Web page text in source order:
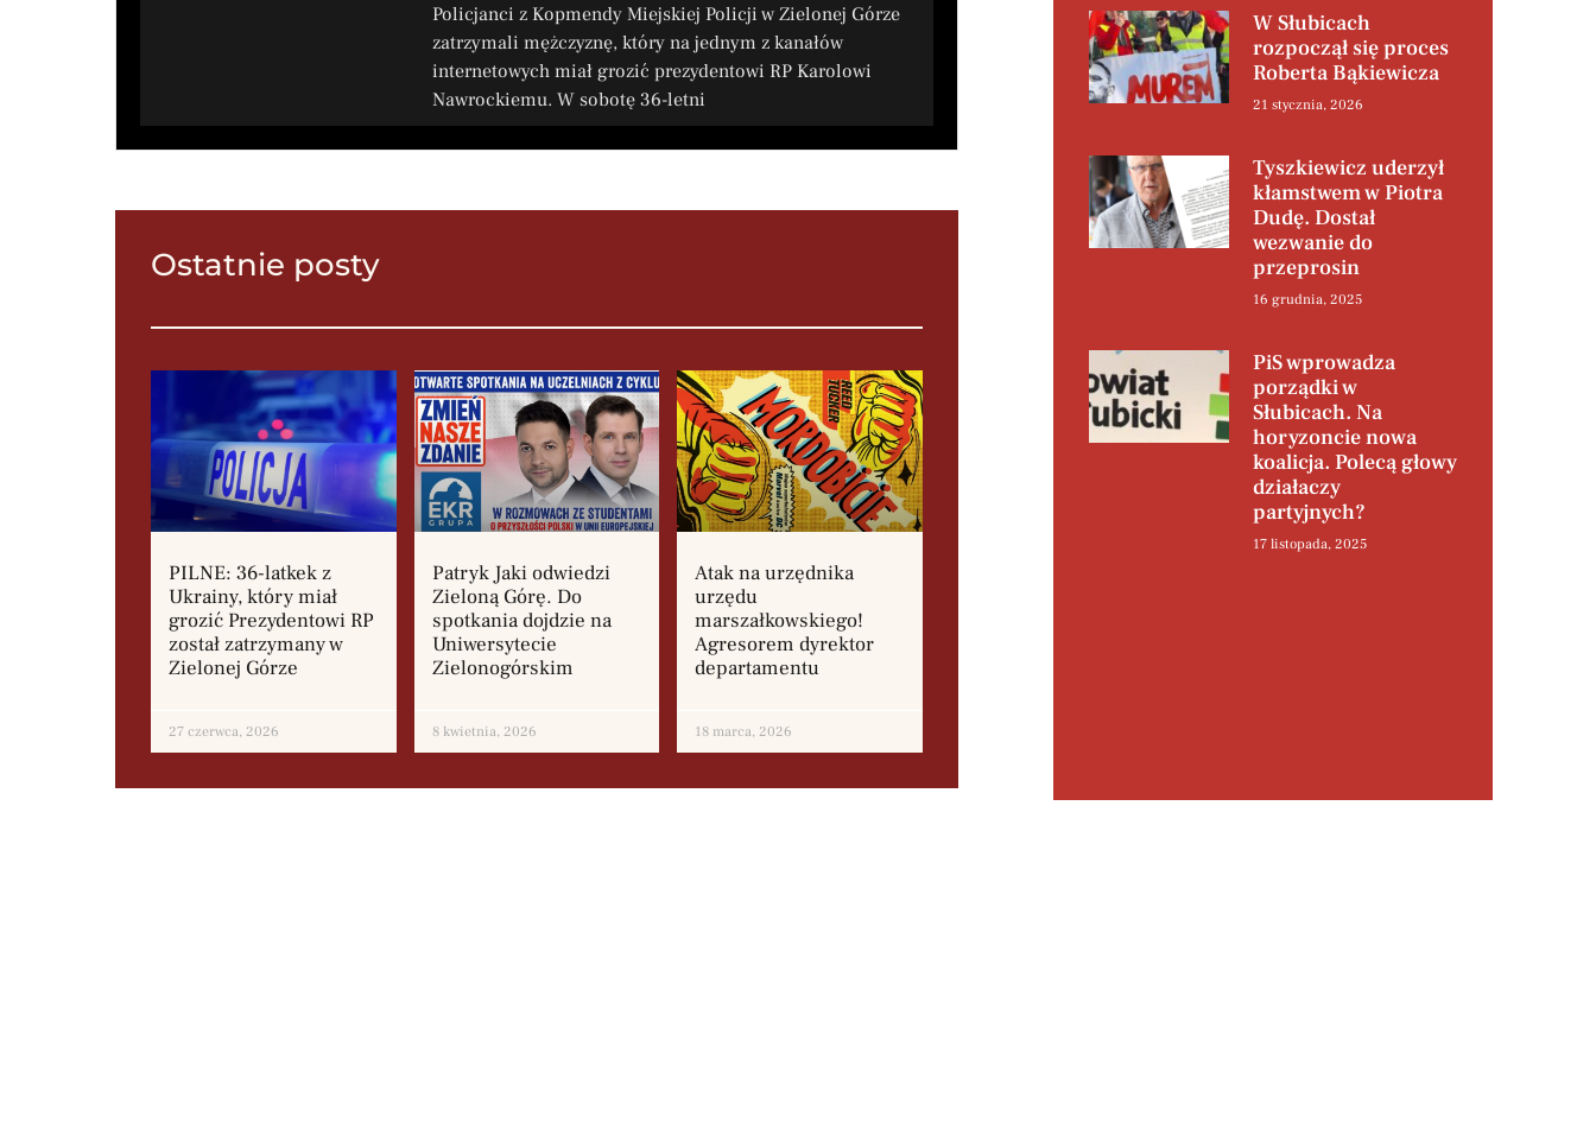
Policjanci z Kopmendy Miejskiej Policji w Zielonej Górze
zatrzymali mężczyznę, który na jednym z kanałów
internetowych miał grozić prezydentowi RP Karolowi
Nawrockiemu. W sobotę 36-letni
Ostatnie posty
PILNE: 36-latkek z
Ukrainy, który miał
grozić Prezydentowi RP
został zatrzymany w
Zielonej Górze
27 czerwca, 2026
Patryk Jaki odwiedzi
Zieloną Górę. Do
spotkania dojdzie na
Uniwersytecie
Zielonogórskim
8 kwietnia, 2026
Atak na urzędnika
urzędu
marszałkowskiego!
Agresorem dyrektor
departamentu
18 marca, 2026
W Słubicach
rozpoczął się proces
Roberta Bąkiewicza
21 stycznia, 2026
Tyszkiewicz uderzył
kłamstwem w Piotra
Dudę. Dostał
wezwanie do
przeprosin
16 grudnia, 2025
PiS wprowadza
porządki w
Słubicach. Na
horyzoncie nowa
koalicja. Polecą głowy
działaczy
partyjnych?
17 listopada, 2025